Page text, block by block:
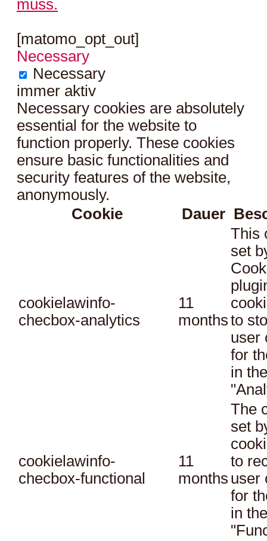
muss.
[matomo_opt_out]
Necessary
Necessary
immer aktiv
Necessary cookies are absolutely
essential for the website to
function properly. These cookies
ensure basic functionalities and
security features of the website,
anonymously.
Cookie
Dauer
cookielawinfo-
checbox-analytics
11
months
This
set
to
user
for
in
cookielawinfo-
checbox-functional
11
months
The
set
to
user
for
in